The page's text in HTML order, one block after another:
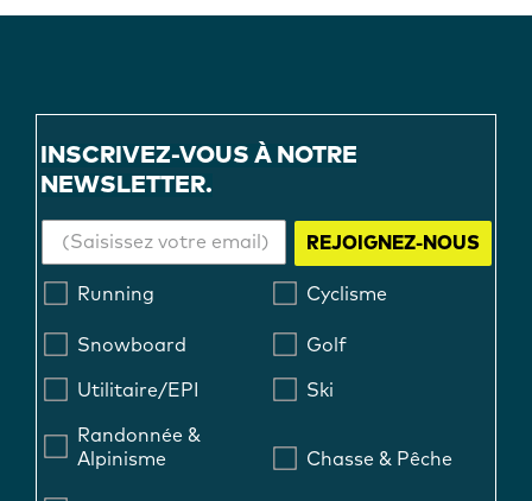
INSCRIVEZ-VOUS À NOTRE
NEWSLETTER.
REJOIGNEZ-NOUS
Running Cyclisme
Snowboard Golf
Utilitaire/EPI Ski
Randonnée &
Alpinisme
Chasse & Pêche